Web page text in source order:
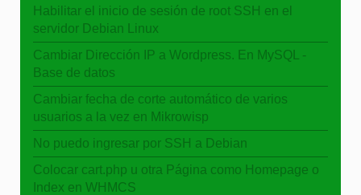
Habilitar el inicio de sesión de root SSH en el
servidor Debian Linux
Cambiar Dirección IP a Wordpress. En MySQL -
Base de datos
Cambiar fecha de corte automático de varios
usuarios a la vez en Mikrowisp
No puedo ingresar por SSH a Debian
Colocar cart.php u otra Página como Homepage o
Index en WHMCS